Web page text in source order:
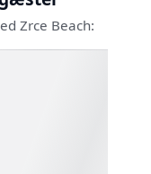
Zrce Beach: